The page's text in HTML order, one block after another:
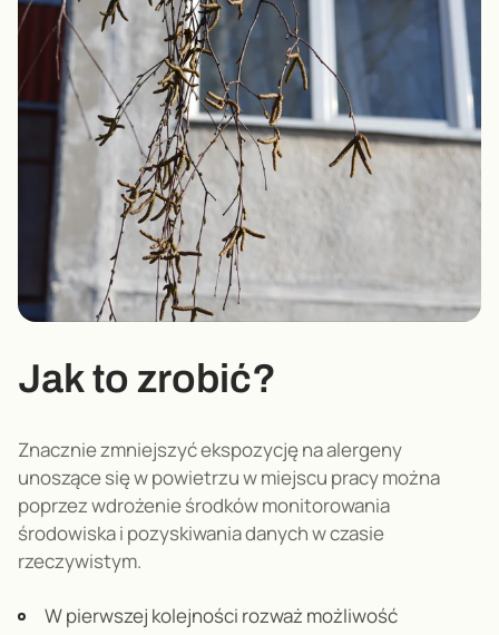
Jak to zrobić?
Znacznie zmniejszyć ekspozycję na alergeny
unoszące się w powietrzu w miejscu pracy można
poprzez wdrożenie środków monitorowania
środowiska i pozyskiwania danych w czasie
rzeczywistym.
W pierwszej kolejności rozważ możliwość